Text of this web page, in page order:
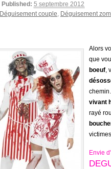
Published: 5 septembre 2012
Déguisement couple, Déguisement
Alors
que
boeuf,
vivant
rayé
Envie